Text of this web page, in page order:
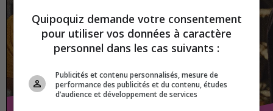
Quipoquiz demande votre consentement
pour utiliser vos données à caractère
personnel dans les cas suivants :
Publicités et contenu personnalisés, mesure de
performance des publicités et du contenu, études
d’audience et développement de services